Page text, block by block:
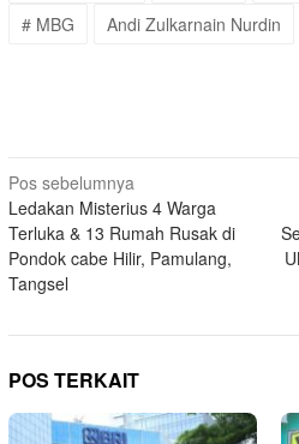
# MBG Andi Zulkarnain Nurdin
Navigasi
pos
Pos sebelumnya
Ledakan Misterius 4 Warga
Terluka & 13 Rumah Rusak di
Pondok cabe Hilir, Pamulang,
Tangsel
POS TERKAIT